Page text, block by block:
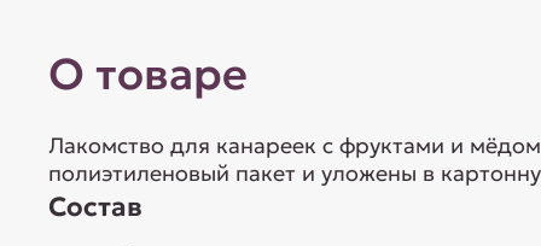
О товаре
Лакомство для канареек с фруктами и
полиэтиленовый пакет и уложены в
Состав